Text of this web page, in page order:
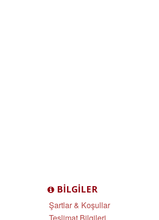
BILGILER
Şartlar & Koşullar
Teslimat Bilgileri